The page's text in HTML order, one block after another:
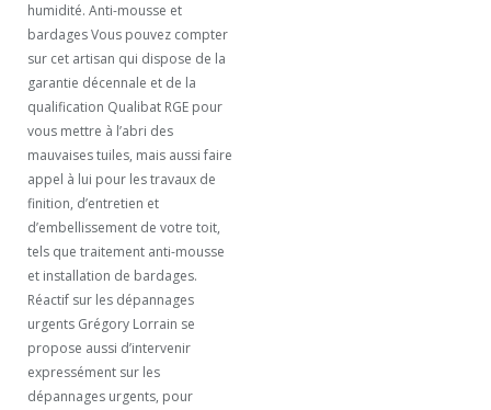
humidité. Anti-mousse et
bardages Vous pouvez compter
sur cet artisan qui dispose de la
garantie décennale et de la
qualification Qualibat RGE pour
vous mettre à l’abri des
mauvaises tuiles, mais aussi faire
appel à lui pour les travaux de
finition, d’entretien et
d’embellissement de votre toit,
tels que traitement anti-mousse
et installation de bardages.
Réactif sur les dépannages
urgents Grégory Lorrain se
propose aussi d’intervenir
expressément sur les
dépannages urgents, pour